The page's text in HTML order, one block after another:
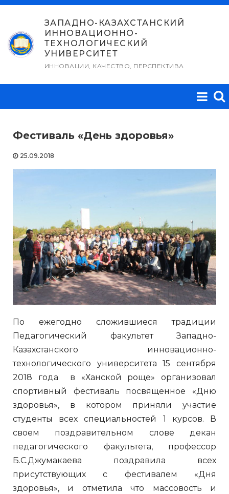
Перейти
содержимому
ЗАПАДНО-КАЗАХСТАНСКИЙ
ИННОВАЦИОННО-
ТЕХНОЛОГИЧЕСКИЙ
УНИВЕРСИТЕТ
ИННОВАЦИИ, КАЧЕСТВО, ПЕРСПЕКТИВА
Фестиваль «День здоровья»
25.09.2018
По ежегодно сложившиеся традиции
Педагогический факультет Западно-
Казахстанского инновационно-
технологического университета 15 сентября
2018 года в «Ханской роще» организовал
спортивный фестиваль посвященное «Дню
здоровья», в котором приняли участие
студенты всех специальностей 1 курсов. В
своем поздравительном слове декан
педагогического факультета, профессор
Б.С.Джумакаева поздравила всех
присутствующих с фестивалем «Дня
здоровья», и отметила что массовость и